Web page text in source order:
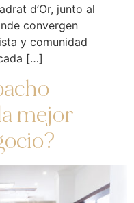
d’Or, junto al
convergen
y comunidad
[…]
mejor